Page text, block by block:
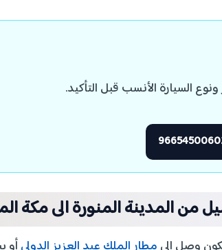
السيارة الأنسب قبل التأكيد.
من المدينة المنورة الى مكة